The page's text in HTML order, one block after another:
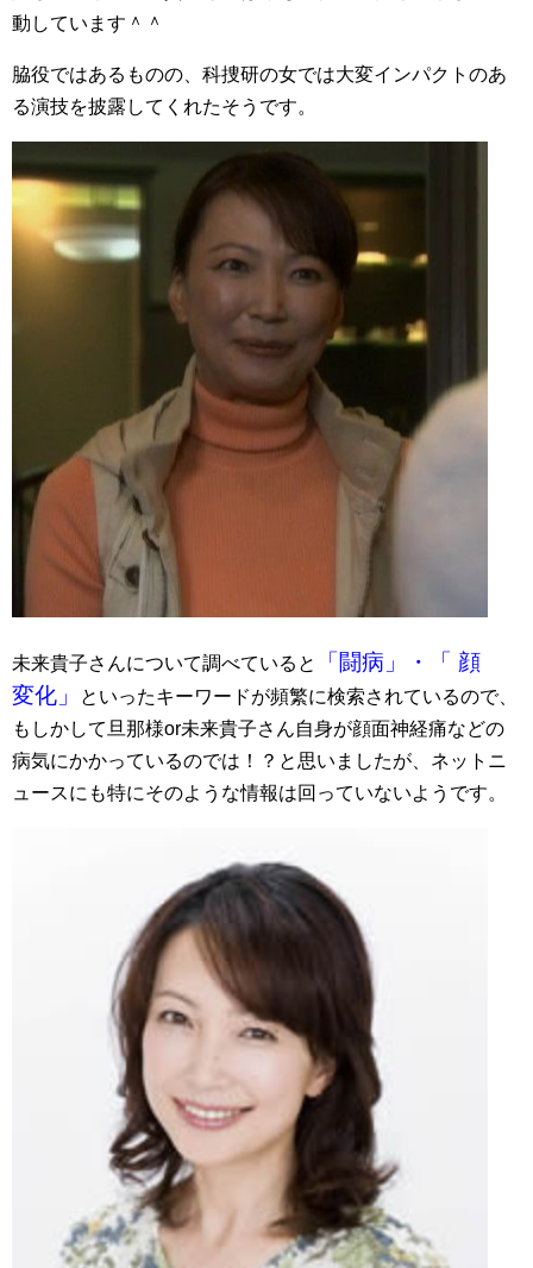
動しています＾＾
脇役ではあるものの、科捜研の女では大変インパクトのあ
る演技を披露してくれたそうです。
未来貴子さんについて調べていると
「闘病」・「 顔
変化」
といったキーワードが頻繁に検索されているので、
もしかして旦那様or未来貴子さん自身が顔面神経痛などの
病気にかかっているのでは！？と思いましたが、ネットニ
ュースにも特にそのような情報は回っていないようです。